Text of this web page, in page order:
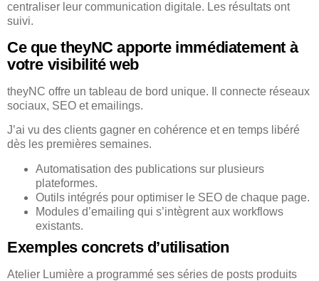
centraliser leur communication digitale. Les résultats ont
suivi.
Ce que theyNC apporte immédiatement à
votre visibilité web
theyNC offre un tableau de bord unique. Il connecte réseaux
sociaux, SEO et emailings.
J’ai vu des clients gagner en cohérence et en temps libéré
dès les premières semaines.
Automatisation des publications sur plusieurs
plateformes.
Outils intégrés pour optimiser le SEO de chaque page.
Modules d’emailing qui s’intègrent aux workflows
existants.
Exemples concrets d’utilisation
Atelier Lumière a programmé ses séries de posts produits